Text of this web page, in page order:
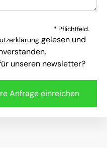
* Pflichtfeld.
gelesen und
unseren newsletter?